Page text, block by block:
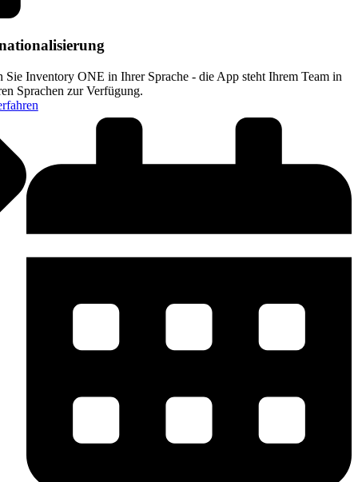
Sie Inventory ONE in Ihrer Sprache - die App steht Ihrem Team in
Sprachen zur Verfügung.